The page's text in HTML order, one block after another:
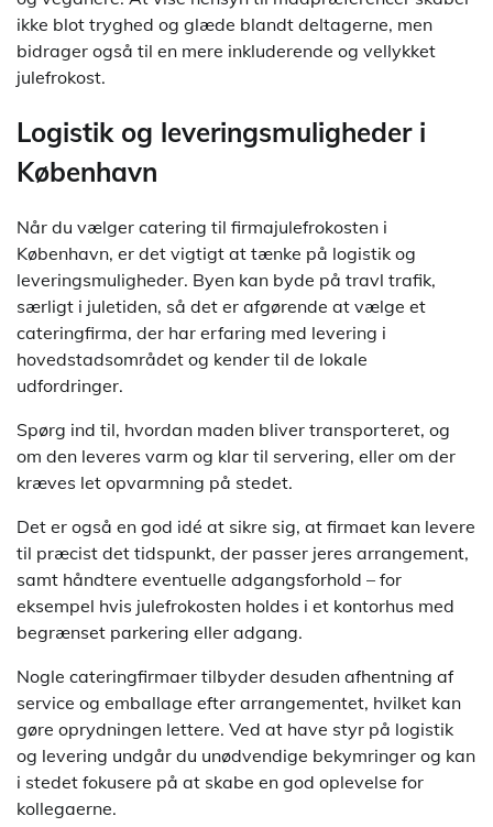
ikke blot tryghed og glæde blandt deltagerne, men
bidrager også til en mere inkluderende og vellykket
julefrokost.
Logistik og leveringsmuligheder i
København
Når du vælger catering til firmajulefrokosten i
København, er det vigtigt at tænke på logistik og
leveringsmuligheder. Byen kan byde på travl trafik,
særligt i juletiden, så det er afgørende at vælge et
cateringfirma, der har erfaring med levering i
hovedstadsområdet og kender til de lokale
udfordringer.
Spørg ind til, hvordan maden bliver transporteret, og
om den leveres varm og klar til servering, eller om der
kræves let opvarmning på stedet.
Det er også en god idé at sikre sig, at firmaet kan levere
til præcist det tidspunkt, der passer jeres arrangement,
samt håndtere eventuelle adgangsforhold – for
eksempel hvis julefrokosten holdes i et kontorhus med
begrænset parkering eller adgang.
Nogle cateringfirmaer tilbyder desuden afhentning af
service og emballage efter arrangementet, hvilket kan
gøre oprydningen lettere. Ved at have styr på logistik
og levering undgår du unødvendige bekymringer og kan
i stedet fokusere på at skabe en god oplevelse for
kollegaerne.